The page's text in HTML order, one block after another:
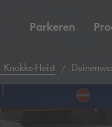
Parkeren
Knokke-Heist